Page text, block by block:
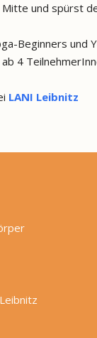
und spürst
Beginners und
4
LANI Leibnitz